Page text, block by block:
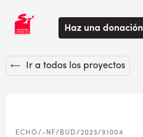
Haz una donación
Ir a todos los proyectos
ECHO/-NF/BUD/2023/91004